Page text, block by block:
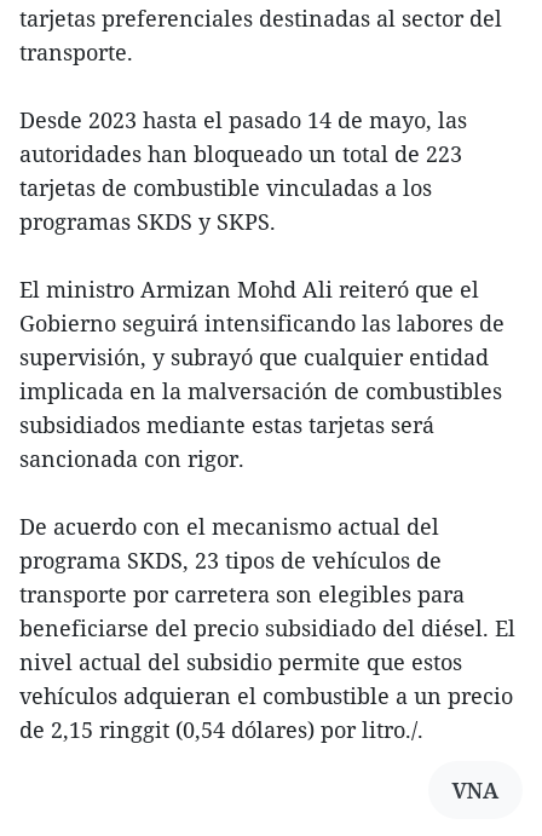
tarjetas preferenciales destinadas al sector del
transporte.
Desde 2023 hasta el pasado 14 de mayo, las
autoridades han bloqueado un total de 223
tarjetas de combustible vinculadas a los
programas SKDS y SKPS.
El ministro Armizan Mohd Ali reiteró que el
Gobierno seguirá intensificando las labores de
supervisión, y subrayó que cualquier entidad
implicada en la malversación de combustibles
subsidiados mediante estas tarjetas será
sancionada con rigor.
De acuerdo con el mecanismo actual del
programa SKDS, 23 tipos de vehículos de
transporte por carretera son elegibles para
beneficiarse del precio subsidiado del diésel. El
nivel actual del subsidio permite que estos
vehículos adquieran el combustible a un precio
de 2,15 ringgit (0,54 dólares) por litro./.
VNA